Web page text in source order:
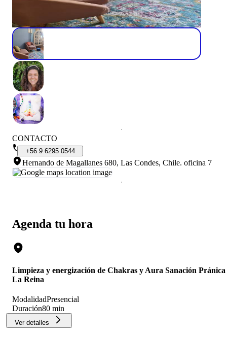
Agenda tu hora
Limpieza y energización de Chakras y Aura Sanación Pránica
La Reina
ModalidadPresencial
Duración80 min
Ver detalles
CONTACTO
+56 9 6295 0544
Hernando de Magallanes 680, Las Condes, Chile. oficina 7